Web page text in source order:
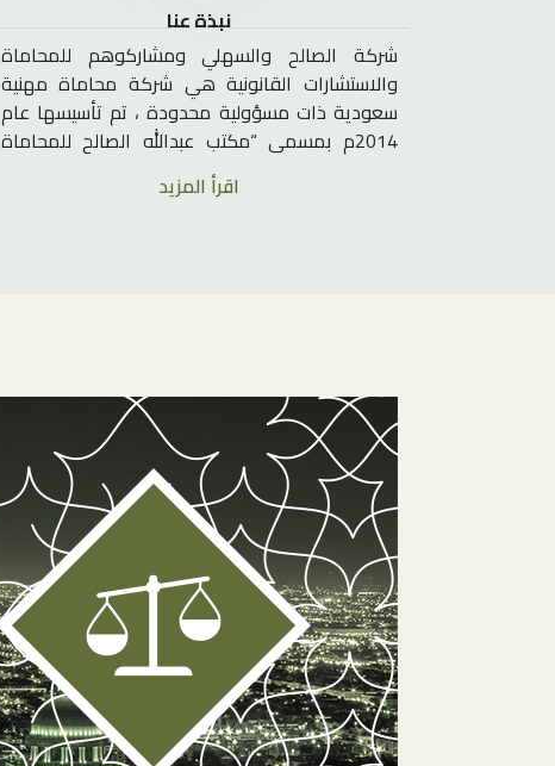
نبذة عنا
اقرأ المزيد
شركة الصالح والسهلي ومشاركوهم للمحاماة
والاستشارات القانونية هي شركة محاماة مهنية
سعودية ذات مسؤولية محدودة ، تم تأسيسها عام
2014م بمسمى “مكتب عبدالله الصالح للمحاماة